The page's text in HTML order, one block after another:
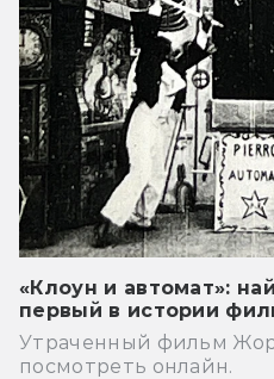
«Клоун и автомат»:
первый в истории
Утраченный фильм
посмотреть онлайн.